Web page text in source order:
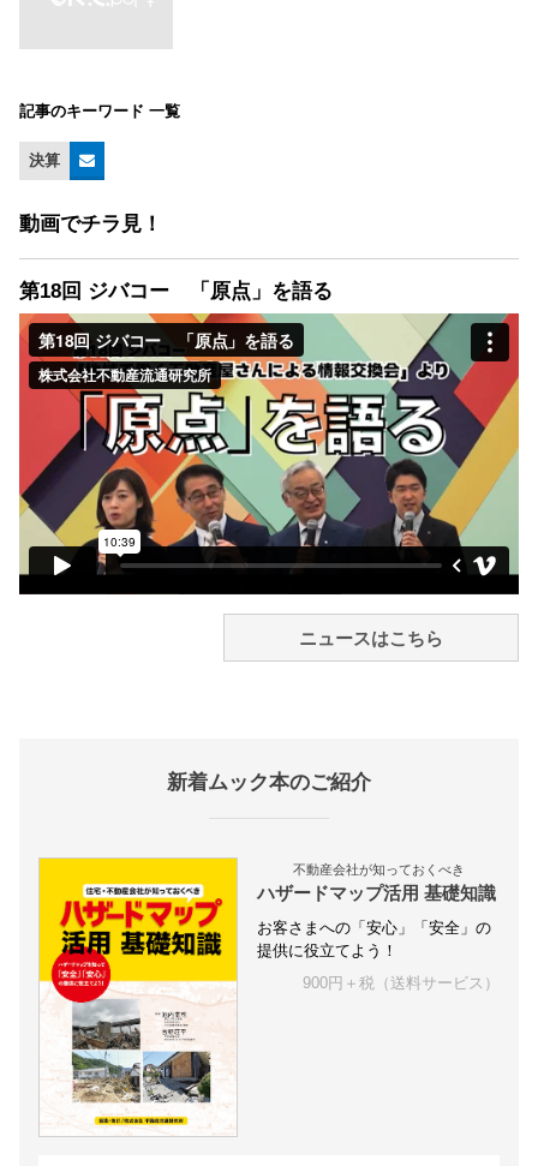
記事のキーワード 一覧
決算
動画でチラ見！
第18回 ジバコー 「原点」を語る
ニュースはこちら
新着ムック本のご紹介
不動産会社が知っておくべき
ハザードマップ活用 基礎知識
お客さまへの「安心」「安全」の
提供に役立てよう！
900円＋税（送料サービス）